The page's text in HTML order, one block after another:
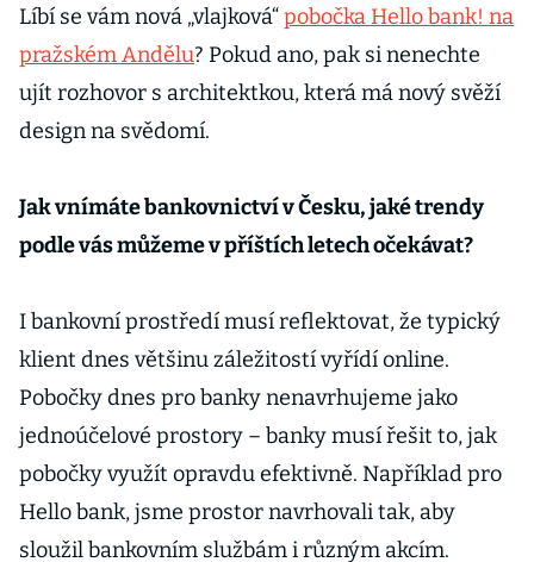
Líbí se vám nová „vlajková“pobočka Hello bank! na
pražském Andělu? Pokud ano, pak si nenechte
ujít rozhovor s architektkou, která má nový svěží
design na svědomí.
Jak vnímáte bankovnictví v Česku, jaké trendy
podle vás můžeme v příštích letech očekávat?
I bankovní prostředí musí reflektovat, že typický
klient dnes většinu záležitostí vyřídí online.
Pobočky dnes pro banky nenavrhujeme jako
jednoúčelové prostory – banky musí řešit to, jak
pobočky využít opravdu efektivně. Například pro
Hello bank, jsme prostor navrhovali tak, aby
sloužil bankovním službám i různým akcím.